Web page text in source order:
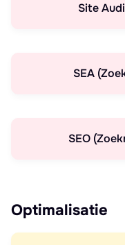
Site
SEA
SEO
Optimalisatie